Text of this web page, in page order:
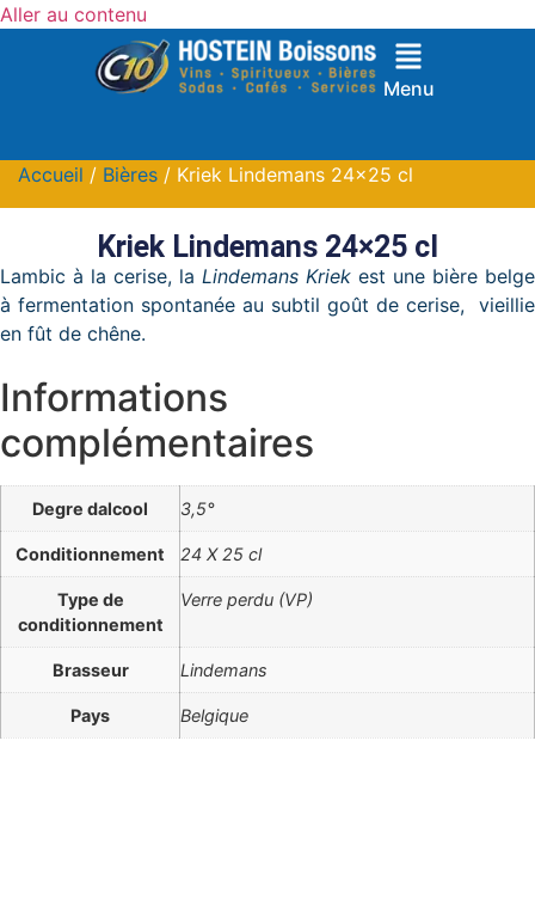
Aller au contenu
Menu
Accueil / Bières / Kriek Lindemans 24×25 cl
Kriek Lindemans 24×25 cl
Lambic à la cerise, la Lindemans Kriek est une bière belge
à fermentation spontanée au subtil goût de cerise, vieillie
en fût de chêne.
Informations
complémentaires
Degre dalcool 3,5°
Conditionnement 24 X 25 cl
Type de
conditionnement
Verre perdu (VP)
Brasseur Lindemans
Pays Belgique